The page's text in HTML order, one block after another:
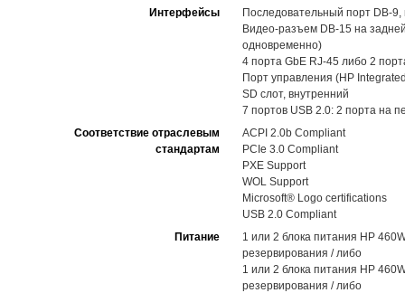
Интерфейсы
Последовательный порт DB-
Видео-разъем DB-15 на
одновременно)
4 порта GbE RJ-45 либо 2
Порт управления (HP
SD слот, внутренний
7 портов USB 2.0: 2 порта на
Соответствие отраслевым
стандартам
ACPI 2.0b Compliant
PCIe 3.0 Compliant
PXE Support
WOL Support
Microsoft® Logo certifications
USB 2.0 Compliant
Питание
1 или 2 блока питания HP
резервирования / либо
1 или 2 блока питания HP
резервирования / либо